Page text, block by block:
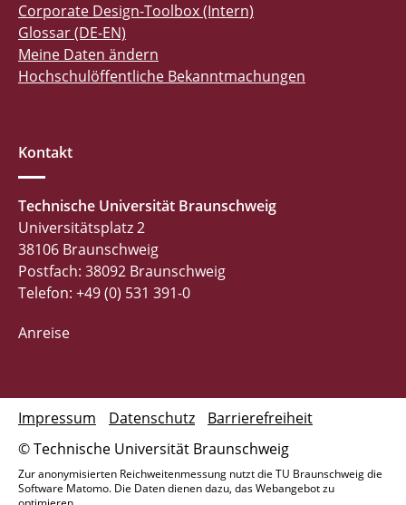
Corporate Design-Toolbox (Intern)
Glossar (DE-EN)
Meine Daten ändern
Hochschulöffentliche Bekanntmachungen
Kontakt
Technische Universität Braunschweig
Universitätsplatz 2
38106 Braunschweig
Postfach: 38092 Braunschweig
Telefon: +49 (0) 531 391-0
Anreise
© Technische Universität Braunschweig
Impressum Datenschutz Barrierefreiheit
Zur anonymisierten Reichweitenmessung nutzt die TU Braunschweig die
Software Matomo. Die Daten dienen dazu, das Webangebot zu